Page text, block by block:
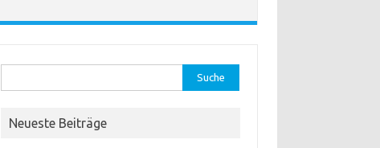
nach:
Neueste Beiträge